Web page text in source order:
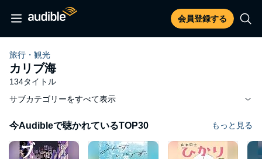
会員登録する
旅行・観光
カリブ海
134タイトル
サブカテゴリーをすべて表示
今Audibleで聴かれているTOP30 もっと見る